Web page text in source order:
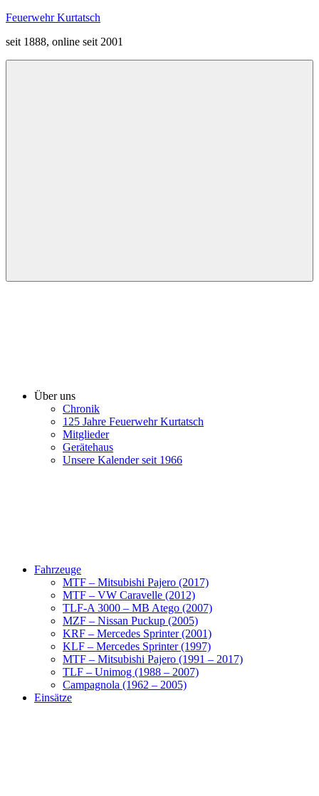
Zum
springen
Feuerwehr Kurtatsch
seit 1888, online seit 2001
Über uns
Chronik
125 Jahre Feuerwehr Kurtatsch
Mitglieder
Gerätehaus
Unsere Kalender seit 1966
Fahrzeuge
MTF – Mitsubishi Pajero (2017)
MTF – VW Caravelle (2012)
TLF-A 3000 – MB Atego (2007)
MZF – Nissan Puckup (2005)
KRF – Mercedes Sprinter (2001)
KLF – Mercedes Sprinter (1997)
MTF – Mitsubishi Pajero (1991 – 2017)
TLF – Unimog (1988 – 2007)
Campagnola (1962 – 2005)
Einsätze